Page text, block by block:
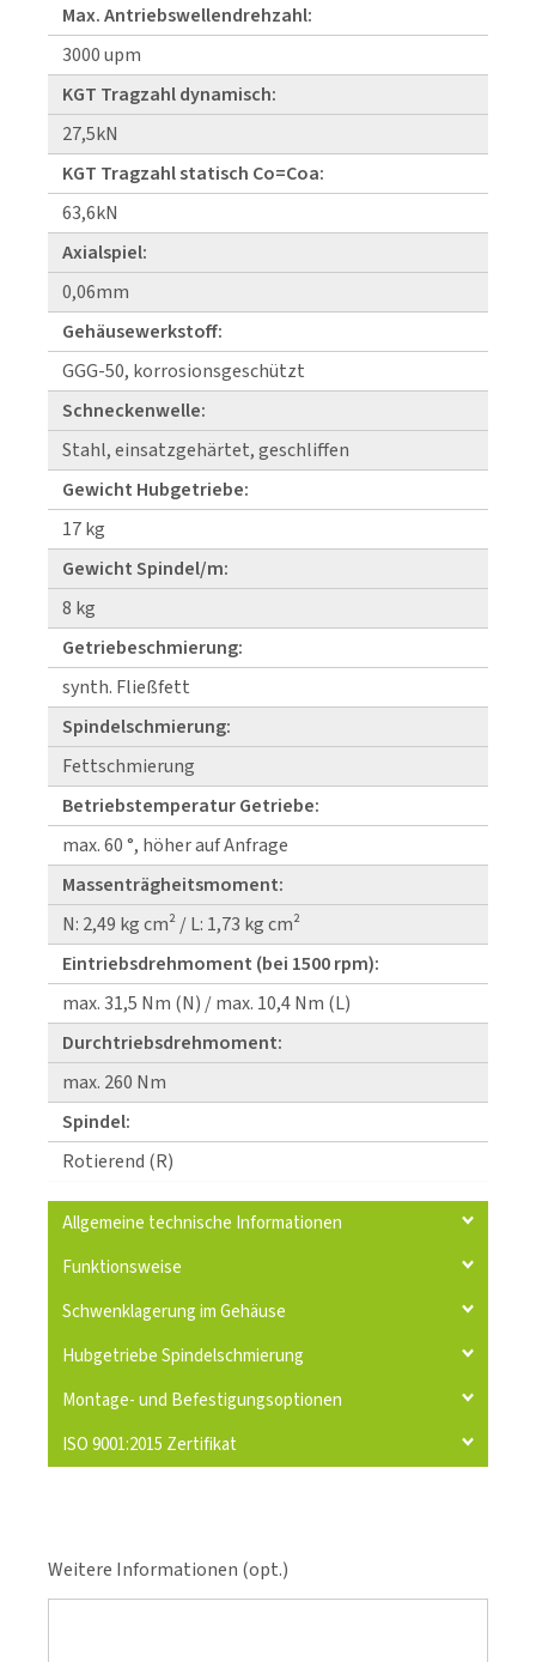
Max. Antriebswellendrehzahl:
3000 upm
KGT Tragzahl dynamisch:
27,5kN
KGT Tragzahl statisch Co=Coa:
63,6kN
Axialspiel:
0,06mm
Gehäusewerkstoff:
GGG-50, korrosionsgeschützt
Schneckenwelle:
Stahl, einsatzgehärtet, geschliffen
Gewicht Hubgetriebe:
17 kg
Gewicht Spindel/m:
8 kg
Getriebeschmierung:
synth. Fließfett
Spindelschmierung:
Fettschmierung
Betriebstemperatur Getriebe:
max. 60 °, höher auf Anfrage
Massenträgheitsmoment:
N: 2,49 kg cm² / L: 1,73 kg cm²
Eintriebsdrehmoment (bei 1500 rpm):
max. 31,5 Nm (N) / max. 10,4 Nm (L)
Durchtriebsdrehmoment:
max. 260 Nm
Spindel:
Rotierend (R)
Allgemeine technische Informationen
Funktionsweise
Schwenklagerung im Gehäuse
Hubgetriebe Spindelschmierung
Montage- und Befestigungsoptionen
ISO 9001:2015 Zertifikat
Weitere Informationen (opt.)